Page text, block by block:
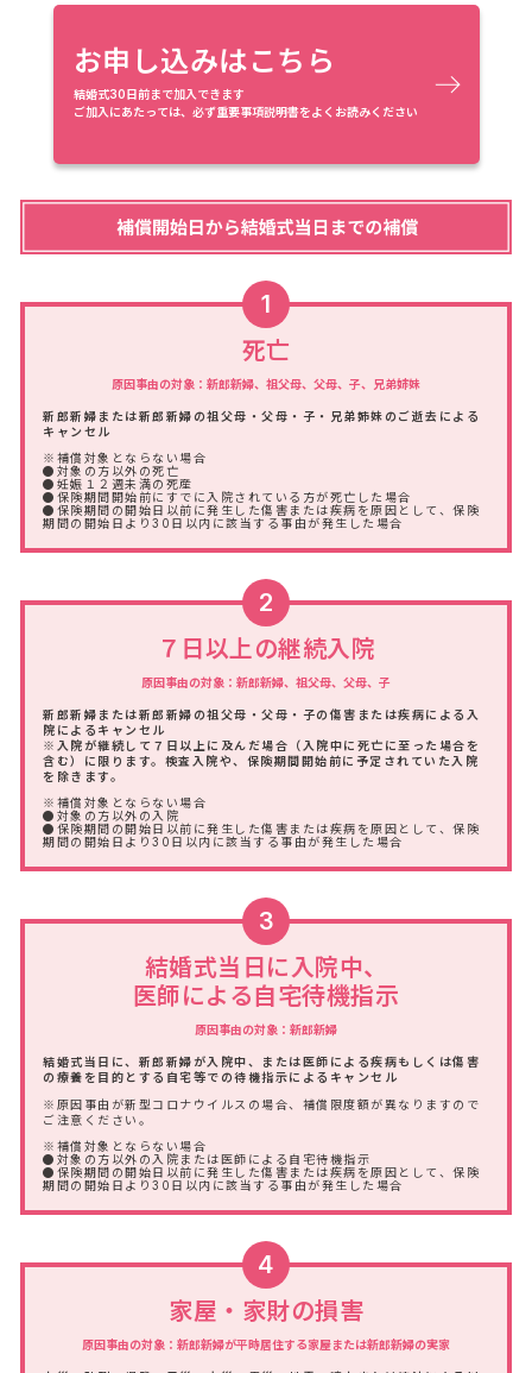
お申し込みはこちら
結婚式30日前まで加入できます
ご加入にあたっては、必ず重要事項説明書をよくお読みください
1
死亡
原因事由の対象：新郎新婦、祖父母、父母、子、兄弟姉妹
新郎新婦または新郎新婦の祖父母・父母・子・兄弟姉妹のご逝去による
キャンセル
※補償対象とならない場合
●対象の方以外の死亡
●妊娠１２週未満の死産
●保険期間開始前にすでに入院されている方が死亡した場合
●保険期間の開始日以前に発生した傷害または疾病を原因として、保険
期間の開始日より30日以内に該当する事由が発生した場合
2
７日以上の継続入院
原因事由の対象：新郎新婦、祖父母、父母、子
新郎新婦または新郎新婦の祖父母・父母・子の傷害または疾病による入
院によるキャンセル
※入院が継続して７日以上に及んだ場合（入院中に死亡に至った場合を
含む）に限ります。検査入院や、保険期間開始前に予定されていた入院
を除きます。
※補償対象とならない場合
●対象の方以外の入院
●保険期間の開始日以前に発生した傷害または疾病を原因として、保険
期間の開始日より30日以内に該当する事由が発生した場合
3
結婚式当日に入院中、
医師による自宅待機指示
原因事由の対象：新郎新婦
結婚式当日に、新郎新婦が入院中、または医師による疾病もしくは傷害
の療養を目的とする自宅等での待機指示によるキャンセル
※原因事由が新型コロナウイルスの場合、補償限度額が異なりますので
ご注意ください。
※補償対象とならない場合
●対象の方以外の入院または医師による自宅待機指示
●保険期間の開始日以前に発生した傷害または疾病を原因として、保険
期間の開始日より30日以内に該当する事由が発生した場合
4
家屋・家財の損害
原因事由の対象：新郎新婦が平時居住する家屋または新郎新婦の実家